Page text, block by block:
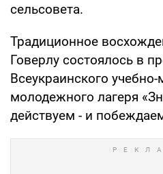
сельсовета.
Традиционное
Говерлу состоялось в
Всеукраинского
молодежного лагеря
действуем - и